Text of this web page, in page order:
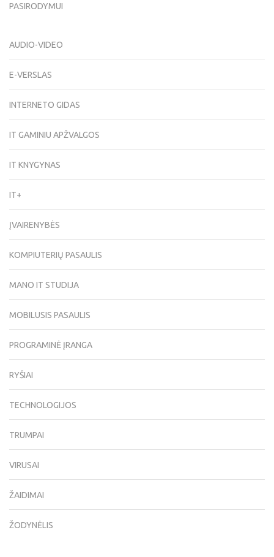
PASIRODYMUI
AUDIO-VIDEO
E-VERSLAS
INTERNETO GIDAS
IT GAMINIU APŽVALGOS
IT KNYGYNAS
IT+
ĮVAIRENYBĖS
KOMPIUTERIŲ PASAULIS
MANO IT STUDIJA
MOBILUSIS PASAULIS
PROGRAMINĖ ĮRANGA
RYŠIAI
TECHNOLOGIJOS
TRUMPAI
VIRUSAI
ŽAIDIMAI
ŽODYNĖLIS